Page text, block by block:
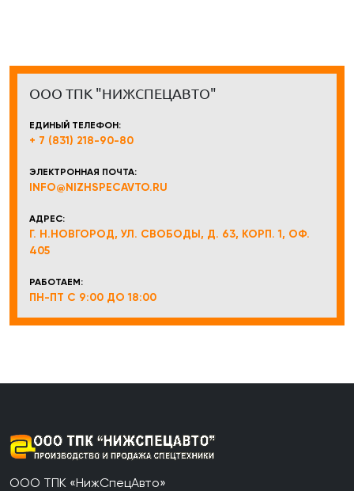
ООО ТПК "НИЖСПЕЦАВТО"
ЕДИНЫЙ ТЕЛЕФОН:
+ 7 (831) 218-90-80
ЭЛЕКТРОННАЯ ПОЧТА:
INFO@NIZHSPECAVTO.RU
АДРЕС:
Г. Н.НОВГОРОД, УЛ. СВОБОДЫ, Д. 63, КОРП. 1, ОФ.
405
РАБОТАЕМ:
ПН-ПТ С 9:00 ДО 18:00
ООО ТПК «НижСпецАвто»